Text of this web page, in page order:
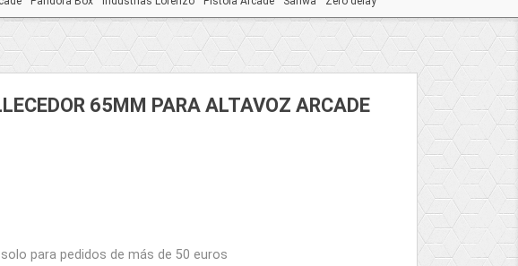
65MM PARA ALTAVOZ ARCADE
para pedidos de más de 50 euros